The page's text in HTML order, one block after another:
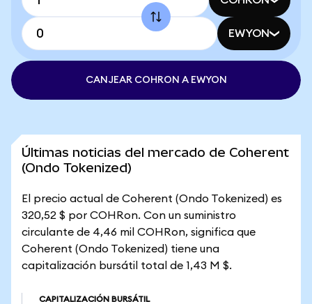
EWYON
CANJEAR COHRON A EWYON
Últimas noticias del mercado de Coherent
(Ondo Tokenized)
El precio actual de Coherent (Ondo Tokenized) es
320,52 $ por COHRon. Con un suministro
circulante de 4,46 mil COHRon, significa que
Coherent (Ondo Tokenized) tiene una
capitalización bursátil total de 1,43 M $.
CAPITALIZACIÓN BURSÁTIL